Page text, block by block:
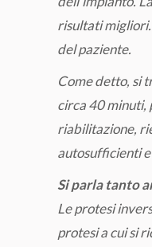
risultati
del paziente.
Come detto, si
circa 40 minuti,
riabilitazione,
autosufficienti
Si parla tanto
Le protesi
protesi a cui si